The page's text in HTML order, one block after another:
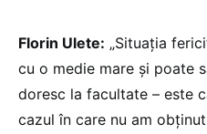
Florin Ulete: „Situația
cu o medie mare și poate
doresc la facultate – este
cazul în care nu am